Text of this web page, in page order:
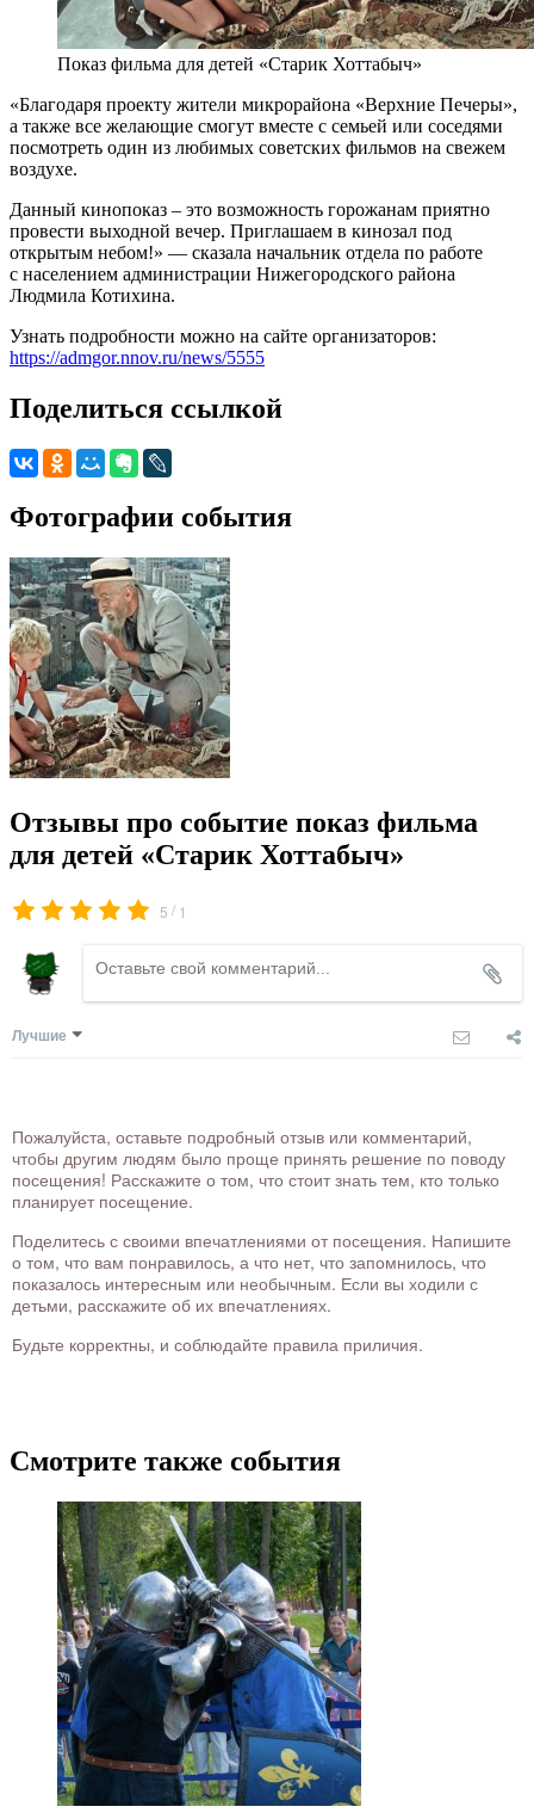
Показ фильма для детей «Старик Хоттабыч»
«Благодаря проекту жители микрорайона «Верхние Печеры»,
а также все желающие смогут вместе с семьей или соседями
посмотреть один из любимых советских фильмов на свежем
воздухе.
Данный кинопоказ – это возможность горожанам приятно
провести выходной вечер. Приглашаем в кинозал под
открытым небом!» — сказала начальник отдела по работе
с населением администрации Нижегородского района
Людмила Котихина.
Узнать подробности можно на сайте организаторов:
https://admgor.nnov.ru/news/5555
Поделиться ссылкой
Фотографии события
Отзывы про событие показ фильма
для детей «Старик Хоттабыч»
5 / 1
Лучшие
Пожалуйста, оставьте подробный отзыв или комментарий,
чтобы другим людям было проще принять решение по поводу
посещения! Расскажите о том, что стоит знать тем, кто только
планирует посещение.
Поделитесь с своими впечатлениями от посещения. Напишите
о том, что вам понравилось, а что нет, что запомнилось, что
показалось интересным или необычным. Если вы ходили с
детьми, расскажите об их впечатлениях.
Будьте корректны, и соблюдайте правила приличия.
Смотрите также события